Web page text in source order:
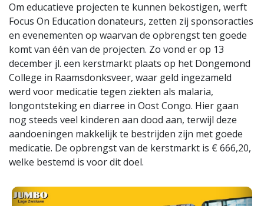
Om educatieve projecten te kunnen bekostigen, werft
Focus On Education donateurs, zetten zij sponsoracties
en evenementen op waarvan de opbrengst ten goede
komt van één van de projecten. Zo vond er op 13
december jl. een kerstmarkt plaats op het Dongemond
College in Raamsdonksveer, waar geld ingezameld
werd voor medicatie tegen ziekten als malaria,
longontsteking en diarree in Oost Congo. Hier gaan
nog steeds veel kinderen aan dood aan, terwijl deze
aandoeningen makkelijk te bestrijden zijn met goede
medicatie. De opbrengst van de kerstmarkt is € 666,20,
welke bestemd is voor dit doel.